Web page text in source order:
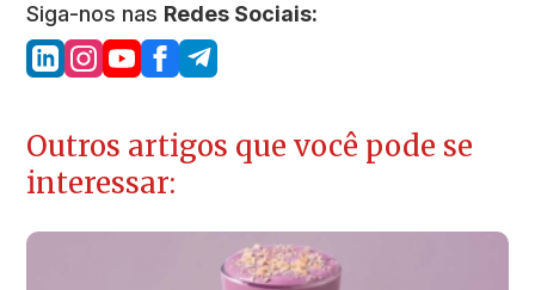
Siga-nos nas Redes Sociais:
Outros artigos que você pode se
interessar: